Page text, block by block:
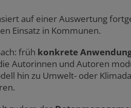
auf einer Auswertung
Einsatz in Kommunen.
früh konkrete
Autorinnen und Autoren
hin zu Umwelt- oder